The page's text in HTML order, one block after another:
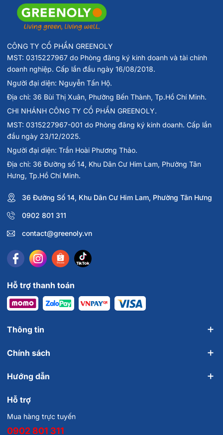
CÔNG TY CỔ PHẦN GREENOLY
MST: 0315227967 do Phòng đăng ký kinh doanh và tài chính
doanh nghiệp. Cấp lần đầu ngày 16/08/2018.
Người đại diện: Nguyễn Tấn Hộ.
Địa chỉ: 36 Bùi Thị Xuân, Phường Bến Thành, Tp.Hồ Chí Minh.
CHI NHÁNH CÔNG TY CỔ PHẦN GREENOLY.
MST: 0315227967-001 do Phòng đăng ký kinh doanh. Cấp lần
đầu ngày 23/12/2025.
Người đại diện: Trần Hoài Phương Thảo.
Địa chỉ: 36 Đường số 14, Khu Dân Cư Him Lam, Phường Tân
Hưng, Tp.Hồ Chí Minh.
36 Đường Số 14, Khu Dân Cư Him Lam, Phường Tân Hưng
0902 801 311
contact@greenoly.vn
Hỗ trợ thanh toán
Thông tin
Chính sách
Hướng dẫn
Hỗ trợ
Mua hàng trực tuyến
0902 801 311